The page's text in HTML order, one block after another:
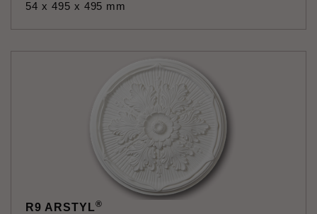
54 x 495 x 495 mm
R9 ARSTYL®